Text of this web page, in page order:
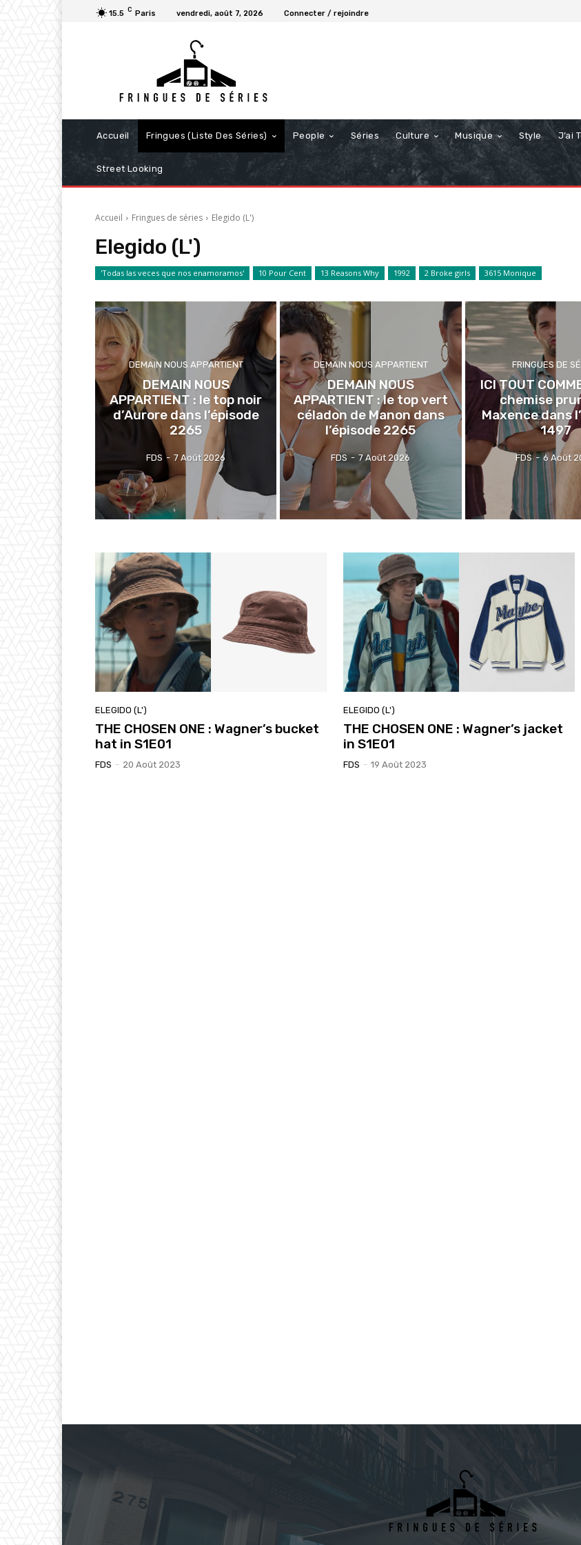
15.5 C Paris vendredi, août 7, 2026 Connecter / rejoindre
Accueil Fringues (Liste Des Séries) People Séries Culture Musique Style J’ai
Street Looking
Accueil Fringues de séries Elegido (L')
Elegido (L')
'Todas las veces que nos enamoramos' 10 Pour Cent 13 Reasons Why 1992 2 Broke girls 3615 Monique
DEMAIN NOUS APPARTIENT
DEMAIN NOUS
APPARTIENT : le top noir
d’Aurore dans l’épisode
2265
FDS - 7 Août 2026
DEMAIN NOUS APPARTIENT
DEMAIN NOUS
APPARTIENT : le top vert
céladon de Manon dans
l’épisode 2265
FDS - 7 Août 2026
FRINGUES DE
ICI TOUT
chemise
Maxence dans
1497
FDS - 6 Août
ELEGIDO (L')
THE CHOSEN ONE : Wagner’s bucket
hat in S1E01
FDS - 20 Août 2023
ELEGIDO (L')
THE CHOSEN ONE : Wagner’s jacket
in S1E01
FDS - 19 Août 2023